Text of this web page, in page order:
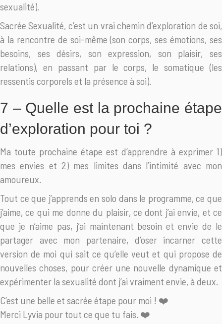
sexualité).
Sacrée Sexualité, c’est un vrai chemin d’exploration de soi,
à la rencontre de soi-même (son corps, ses émotions, ses
besoins, ses désirs, son expression, son plaisir, ses
relations), en passant par le corps, le somatique (les
ressentis corporels et la présence à soi).
7 – Quelle est la prochaine étape
d’exploration pour toi ?
Ma toute prochaine étape est d’apprendre à exprimer 1)
mes envies et 2) mes limites dans l’intimité avec mon
amoureux.
Tout ce que j’apprends en solo dans le programme, ce que
j’aime, ce qui me donne du plaisir, ce dont j’ai envie, et ce
que je n’aime pas, j’ai maintenant besoin et envie de le
partager avec mon partenaire, d’oser incarner cette
version de moi qui sait ce qu’elle veut et qui propose de
nouvelles choses, pour créer une nouvelle dynamique et
expérimenter la sexualité dont j’ai vraiment envie, à deux.
C’est une belle et sacrée étape pour moi ! ❤️
Merci Lyvia pour tout ce que tu fais. ❤️